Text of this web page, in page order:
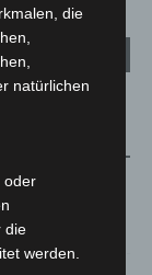
beim
die
natürlichen
oder
die
werden.